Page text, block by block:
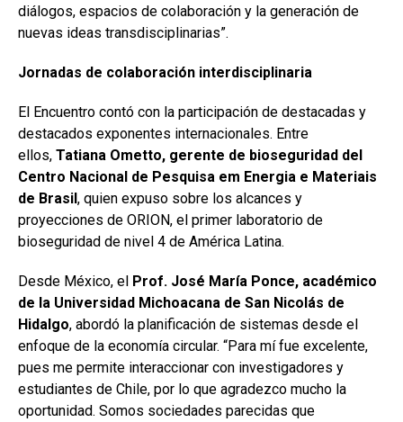
diálogos, espacios de colaboración y la generación de
nuevas ideas transdisciplinarias”.
Jornadas de colaboración interdisciplinaria
El Encuentro contó con la participación de destacadas y
destacados exponentes internacionales. Entre
ellos, Tatiana Ometto, gerente de bioseguridad del
Centro Nacional de Pesquisa em Energia e Materiais
de Brasil, quien expuso sobre los alcances y
proyecciones de ORION, el primer laboratorio de
bioseguridad de nivel 4 de América Latina.
Desde México, el Prof. José María Ponce, académico
de la Universidad Michoacana de San Nicolás de
Hidalgo, abordó la planificación de sistemas desde el
enfoque de la economía circular. “Para mí fue excelente,
pues me permite interaccionar con investigadores y
estudiantes de Chile, por lo que agradezco mucho la
oportunidad. Somos sociedades parecidas que